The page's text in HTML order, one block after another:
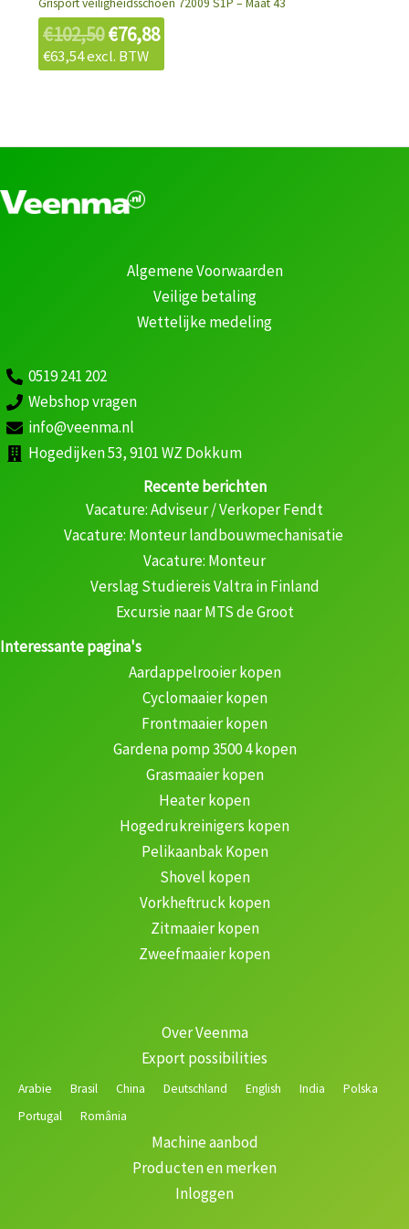
Grisport veiligheidsschoen 72009 S1P – Maat 43
€102,50€76,88
€63,54excl. BTW
Algemene Voorwaarden
Veilige betaling
Wettelijke medeling
0519 241 202
Webshop vragen
info@veenma.nl
Hogedijken 53, 9101 WZ Dokkum
Recente berichten
Vacature: Adviseur / Verkoper Fendt
Vacature: Monteur landbouwmechanisatie
Vacature: Monteur
Verslag Studiereis Valtra in Finland
Excursie naar MTS de Groot
Interessante pagina's
Aardappelrooier kopen
Cyclomaaier kopen
Frontmaaier kopen
Gardena pomp 3500 4 kopen
Grasmaaier kopen
Heater kopen
Hogedrukreinigers kopen
Pelikaanbak Kopen
Shovel kopen
Vorkheftruck kopen
Zitmaaier kopen
Zweefmaaier kopen
Over Veenma
Export possibilities
Arabie Brasil China Deutschland English India
Polska
Portugal
România
Machine aanbod
Producten en merken
Inloggen